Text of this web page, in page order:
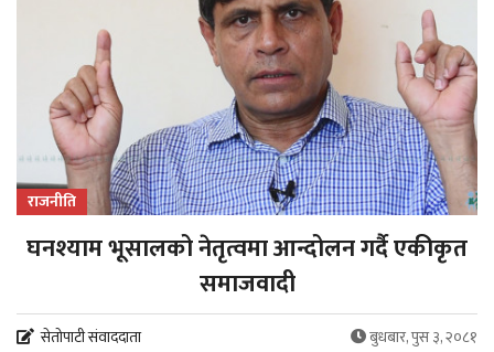
राजनीति
घनश्याम भूसालको नेतृत्वमा आन्दोलन गर्दै एकीकृत
समाजवादी
सेतोपाटी संवाददाता बुधबार, पुस ३, २०८१